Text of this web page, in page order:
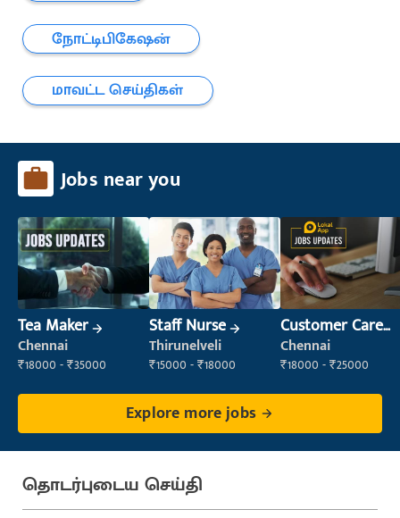
நோட்டிபிகேஷன்
மாவட்ட செய்திகள்
Jobs near you
Tea Maker
Chennai
₹18000 - ₹35000
Staff Nurse
Thirunelveli
₹15000 - ₹18000
Customer Care
Executive
Chennai
₹18000 - ₹25000
Explore more jobs
தொடர்புடைய செய்தி